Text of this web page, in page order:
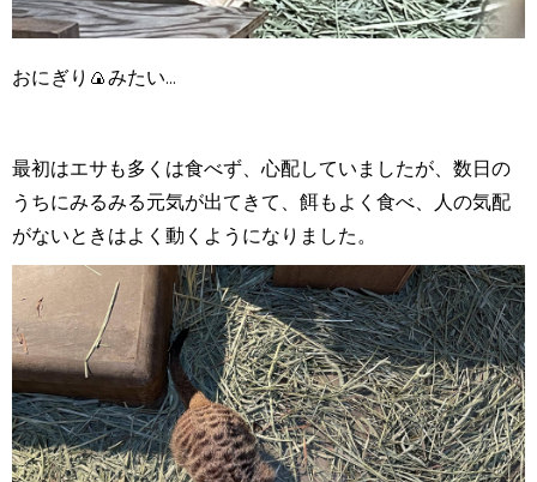
おにぎり🍙みたい...
最初はエサも多くは食べず、心配していましたが、数日の
うちにみるみる元気が出てきて、餌もよく食べ、人の気配
がないときはよく動くようになりました。